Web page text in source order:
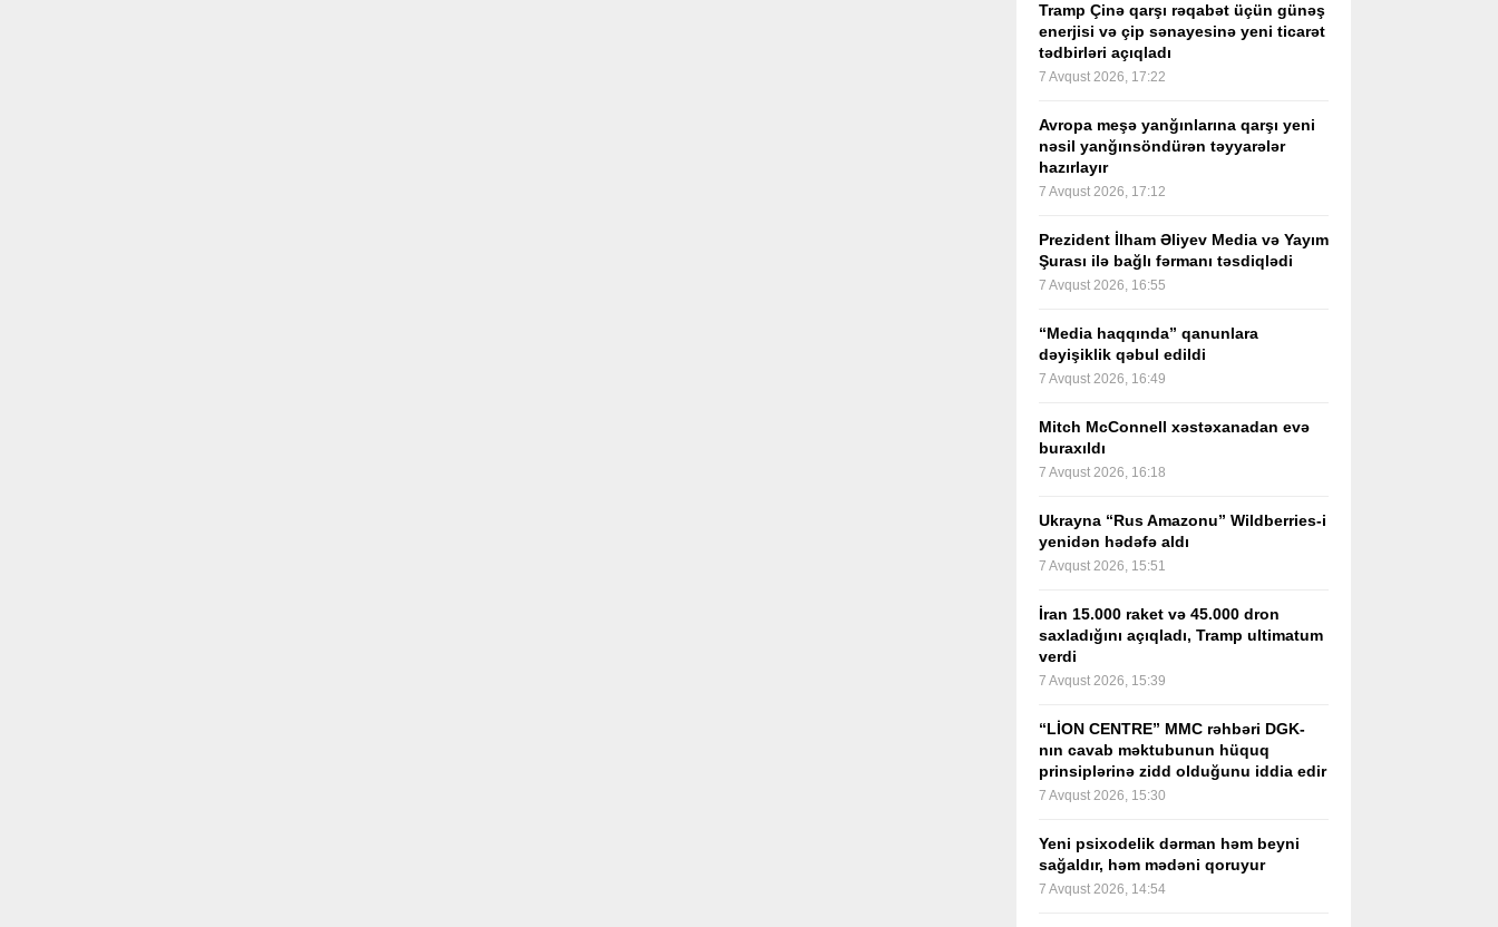
Tramp Çinə qarşı rəqabət üçün günəş
enerjisi və çip sənayesinə yeni ticarət
tədbirləri açıqladı
7 Avqust 2026, 17:22
Avropa meşə yanğınlarına qarşı yeni
nəsil yanğınsöndürən təyyarələr
hazırlayır
7 Avqust 2026, 17:12
Prezident İlham Əliyev Media və Yayım
Şurası ilə bağlı fərmanı təsdiqlədi
7 Avqust 2026, 16:55
“Media haqqında” qanunlara
dəyişiklik qəbul edildi
7 Avqust 2026, 16:49
Mitch McConnell xəstəxanadan evə
buraxıldı
7 Avqust 2026, 16:18
Ukrayna “Rus Amazonu” Wildberries-i
yenidən hədəfə aldı
7 Avqust 2026, 15:51
İran 15.000 raket və 45.000 dron
saxladığını açıqladı, Tramp ultimatum
verdi
7 Avqust 2026, 15:39
“LİON CENTRE” MMC rəhbəri DGK-
nın cavab məktubunun hüquq
prinsiplərinə zidd olduğunu iddia edir
7 Avqust 2026, 15:30
Yeni psixodelik dərman həm beyni
sağaldır, həm mədəni qoruyur
7 Avqust 2026, 14:54